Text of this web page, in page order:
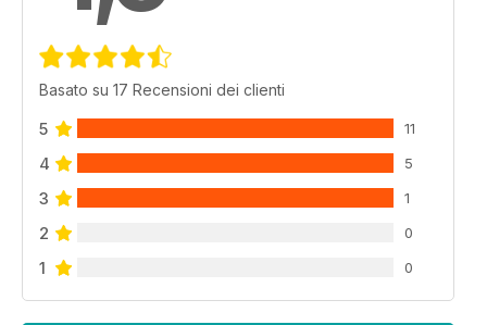
Basato su 17 Recensioni dei clienti
5 11
4 5
3 1
2 0
1 0